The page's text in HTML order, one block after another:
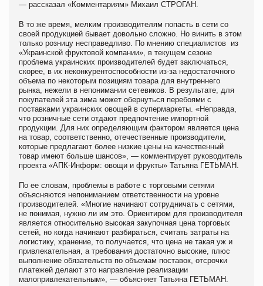
— рассказал «Комментариям» Михаил СТРОГАН.
В то же время, мелким производителям попасть в сети со
своей продукцией бывает довольно сложно. Но винить в этом
только розницу несправедливо. По мнению специалистов из
«Украинской фруктовой компании», в текущем сезоне
проблема украинских производителей будет заключаться,
скорее, в их неконкурентоспособности из-за недостаточного
объема по некоторым позициям товара для внутреннего
рынка, нежели в непонимании сетевиков. В результате, для
покупателей эта зима может обернуться перебоями с
поставками украинских овощей в супермаркеты. «Неправда,
что розничные сети отдают предпочтение импортной
продукции. Для них определяющим фактором является цена
на товар, соответственно, отечественные производители,
которые предлагают более низкие цены на качественный
товар имеют больше шансов», — комментирует руководитель
проекта «АПК-Информ: овощи и фрукты» Татьяна ГЕТЬМАН.
По ее словам, проблемы в работе с торговыми сетями
объясняются непониманием ответственности на уровне
производителей. «Многие начинают сотрудничать с сетями,
не понимая, нужно ли им это. Ориентиром для производителя
является относительно высокая закупочная цена торговых
сетей, но когда начинают разбираться, считать затраты на
логистику, хранение, то получается, что цена не такая уж и
привлекательная, а требования достаточно высокие, плюс
выполнение обязательств по объемам поставок, отсрочки
платежей делают это направление реализации
малопривлекательным», — объясняет Татьяна ГЕТЬМАН.